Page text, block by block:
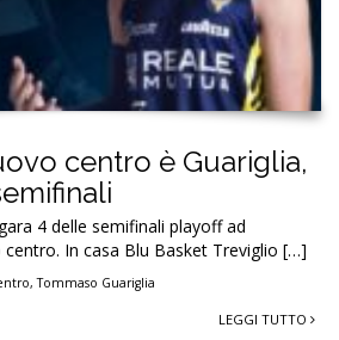
centro è Guariglia,
4 delle semifinali playoff ad
In casa Blu Basket Treviglio […]
,Tommaso Guariglia
LEGGI TUTTO